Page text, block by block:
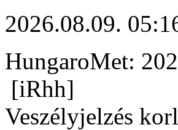
2026.08.09.
HungaroMet:
[iRhh]
Veszélyjelzés